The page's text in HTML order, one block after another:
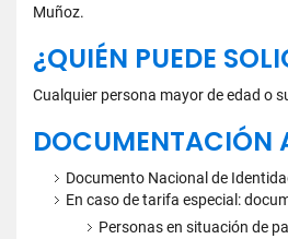
Muñoz.
¿QUIÉN PUEDE
Cualquier persona mayor de edad o
DOCUMENTACIÓN
Documento Nacional de
En caso de tarifa especial:
Personas en situación de